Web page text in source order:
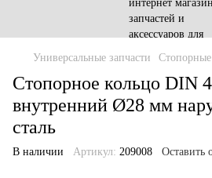
Универсальные запчасти Стопорные
Стопорное кольцо DIN
внутренний Ø28 мм
сталь
В наличии Артикул: 209008 Оставить